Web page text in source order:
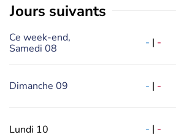
jours suivants
Ce week-end,
Samedi 08
- | -
Dimanche 09 - | -
Lundi 10 - | -